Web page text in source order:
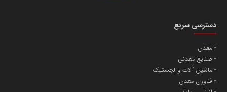
دسترسی سریع
معدن
صنایع معدنی
ماشین آلات و لجستیک
فناوری معدن